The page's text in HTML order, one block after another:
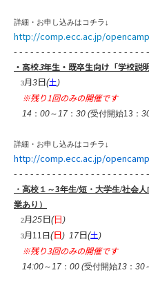
詳細・お申し込みはコチラ ↓
http://comp.ecc.ac.jp/
- - - - - - - - - - - - - - - - - - - - - - - -
・高校3年生・既卒生向け「学校説
​ 3月3日(土)
※残り1回のみの開催です
14 ： 00～17 ： 30 (受付開始13 ：
詳細・お申し込みはコチラ ↓
http://comp.ecc.ac.jp/
- - - - - - - - - - - - - - - - - - - - - - - -
・高校１～3年生/短・大学生/社会
業あり）
2月25日(日 )
3月11 日(日) 17日(土)
※残り3回のみの開催です
14:00～17 ： 00 (受付開始13 ： 30